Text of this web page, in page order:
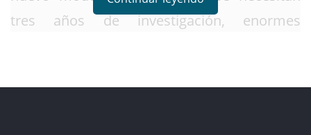
tres años de investigación, enormes